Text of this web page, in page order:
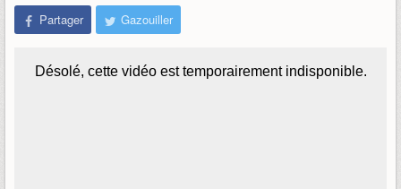
Partager Gazouiller